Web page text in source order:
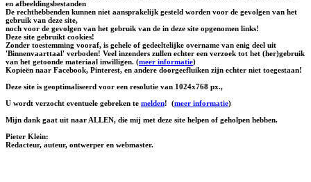
en afbeeldingsbestanden
De rechthebbenden kunnen niet aansprakelijk gesteld worden voor de gevolgen van het
gebruik van deze site,
noch voor de gevolgen van het gebruik van de in deze site opgenomen links!
Deze site gebruikt cookies!
Zonder toestemming vooraf, is gehele of gedeeltelijke overname van enig deel uit
'Binnenvaarttaal' verboden! Veel inzenders zullen echter een verzoek tot het (her)gebruik
van het getoonde materiaal inwilligen. (meer informatie)
Kopieën naar Facebook, Pinterest, en andere doorgeefluiken zijn echter niet toegestaan!
Deze site is geoptimaliseerd voor een resolutie van 1024x768 px.,
U wordt verzocht eventuele gebreken te melden! (meer informatie)
Mijn dank gaat uit naar ALLEN, die mij met deze site helpen of geholpen hebben.
Pieter Klein:
Redacteur, auteur, ontwerper en webmaster.